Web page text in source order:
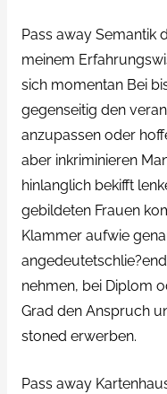
Pass away Semantik
meinem
sich momentan Bei
gegenseitig den
anzupassen oder
aber inkriminieren
hinlanglich bekifft
gebildeten Frauen
Klammer aufwie
nehmen, bei Diplom
Grad den Anspruch
stoned erwerben.
Pass away